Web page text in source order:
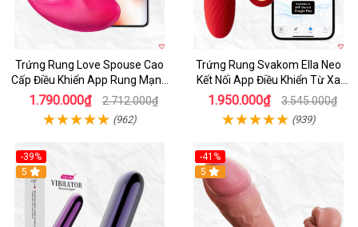
Trứng Rung Love Spouse Cao
Cấp Điều Khiển App Rung Mạnh
Đa Chế Độ
1.790.000₫ 2.712.000₫
(962)
Trứng Rung Svakom Ella Neo
Kết Nối App Điều Khiển Từ Xa
Cao Cấp
1.950.000₫ 3.545.000₫
(939)
-39%
Hot
5
-41%
Hot
5